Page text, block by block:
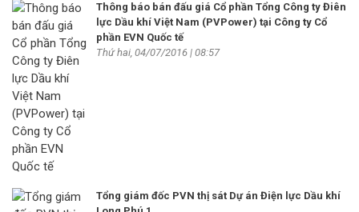
Thông báo bán đấu giá Cổ phần Tổng Công ty Điên
lực Dầu khí Việt Nam (PVPower) tại Công ty Cổ
phần EVN Quốc tế
Thứ hai, 04/07/2016 | 08:57
Tổng giám đốc PVN thị sát Dự án Điện lực Dầu khí